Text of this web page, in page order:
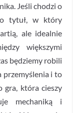
Jeśli chodzi o
tytuł, w który
ale idealnie
większymi
będziemy robili
przemyślenia i to
gra, która cieszy
mechaniką i